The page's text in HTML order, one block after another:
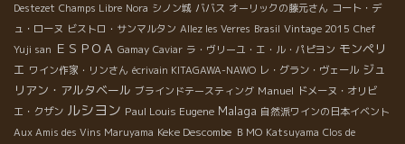
Destezet Champs Libre Nora シノン城 ババス オーリックの藤元さん コート・デ
ュ・ローヌ ビストロ・サンマルタン Allez les Verres Brasil Vintage 2015 Chef
Yuji san ＥＳＰＯＡ Gamay Caviar ラ・ヴリーユ・エ・ル・パピヨン モンペリ
エ ワイン作家・リンさん écrivain KITAGAWA-NAWO レ・グラン・ヴェール ジュ
リアン・アルタベール ブラインドテースティング Manuel ドメーヌ・オリビ
エ・クザン ルシヨン Paul Louis Eugene Malaga 自然派ワインの日本イベント
Aux Amis des Vins Maruyama Keke Descombe ＢＭО Katsuyama Clos de